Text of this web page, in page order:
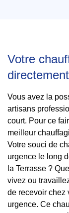
Votre
Vous avez la
artisans
court. Pour ce
meilleur
Votre souci de
urgence le long
la Terrasse ?
vivez ou
de recevoir chez
urgence. Ce